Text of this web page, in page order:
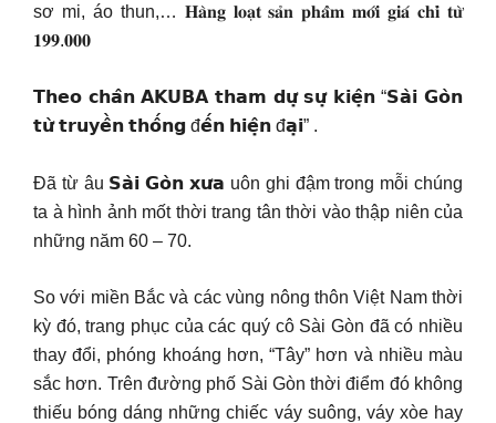
sơ mi, áo thun,… 𝐇𝐚̀𝐧𝐠 𝐥𝐨𝐚̣𝐭 𝐬𝐚̉𝐧 𝐩𝐡𝐚̂̉𝐦 𝐦𝐨̛́𝐢 𝐠𝐢𝐚́ 𝐜𝐡𝐢̉ 𝐭𝐮̛̀
𝟏𝟗𝟗.𝟎𝟎𝟎
𝗧𝗵𝗲𝗼 𝗰𝗵𝗮̂𝗻 𝗔𝗞𝗨𝗕𝗔 𝘁𝗵𝗮𝗺 𝗱𝘂̛̣ 𝘀𝘂̛̣ 𝗸𝗶𝗲̣̂𝗻 “𝗦𝗮̀𝗶 𝗚𝗼̀𝗻
𝘁𝘂̛̀ 𝘁𝗿𝘂𝘆𝗲̂̀𝗻 𝘁𝗵𝗼̂́𝗻𝗴 đ𝗲̂́𝗻 𝗵𝗶𝗲̣̂𝗻 đ𝗮̣𝗶” .
Đã từ âu 𝗦𝗮̀𝗶 𝗚𝗼̀𝗻 𝘅𝘂̛𝗮 uôn ghi đậm trong mỗi chúng
ta à hình ảnh mốt thời trang tân thời vào thập niên của
những năm 60 – 70.
So với miền Bắc và các vùng nông thôn Việt Nam thời
kỳ đó, trang phục của các quý cô Sài Gòn đã có nhiều
thay đổi, phóng khoáng hơn, “Tây” hơn và nhiều màu
sắc hơn. Trên đường phố Sài Gòn thời điểm đó không
thiếu bóng dáng những chiếc váy suông, váy xòe hay